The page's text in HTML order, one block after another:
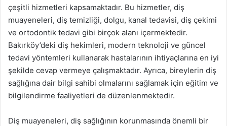
çeşitli hizmetleri kapsamaktadır. Bu hizmetler, diş
muayeneleri, diş temizliği, dolgu, kanal tedavisi, diş çekimi
ve ortodontik tedavi gibi birçok alanı içermektedir.
Bakırköy’deki diş hekimleri, modern teknoloji ve güncel
tedavi yöntemleri kullanarak hastalarının ihtiyaçlarına en iyi
şekilde cevap vermeye çalışmaktadır. Ayrıca, bireylerin diş
sağlığına dair bilgi sahibi olmalarını sağlamak için eğitim ve
bilgilendirme faaliyetleri de düzenlenmektedir.
Diş muayeneleri, diş sağlığının korunmasında önemli bir